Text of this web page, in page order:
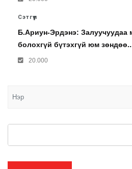
Сэтгүүл
Б.Ариун-Эрдэнэ: Залуучуудаа
болохгүй бүтэхгүй юм
20.000